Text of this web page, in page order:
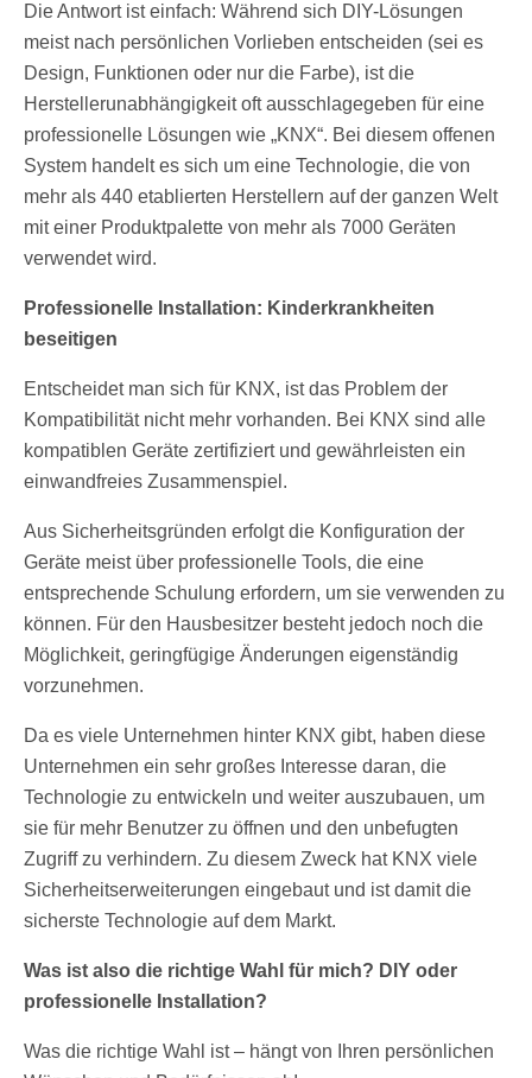
Die Antwort ist einfach: Während sich DIY-Lösungen
meist nach persönlichen Vorlieben entscheiden (sei es
Design, Funktionen oder nur die Farbe), ist die
Herstellerunabhängigkeit oft ausschlagegeben für eine
professionelle Lösungen wie „KNX“. Bei diesem offenen
System handelt es sich um eine Technologie, die von
mehr als 440 etablierten Herstellern auf der ganzen Welt
mit einer Produktpalette von mehr als 7000 Geräten
verwendet wird.
Professionelle Installation: Kinderkrankheiten
beseitigen
Entscheidet man sich für KNX, ist das Problem der
Kompatibilität nicht mehr vorhanden. Bei KNX sind alle
kompatiblen Geräte zertifiziert und gewährleisten ein
einwandfreies Zusammenspiel.
Aus Sicherheitsgründen erfolgt die Konfiguration der
Geräte meist über professionelle Tools, die eine
entsprechende Schulung erfordern, um sie verwenden zu
können. Für den Hausbesitzer besteht jedoch noch die
Möglichkeit, geringfügige Änderungen eigenständig
vorzunehmen.
Da es viele Unternehmen hinter KNX gibt, haben diese
Unternehmen ein sehr großes Interesse daran, die
Technologie zu entwickeln und weiter auszubauen, um
sie für mehr Benutzer zu öffnen und den unbefugten
Zugriff zu verhindern. Zu diesem Zweck hat KNX viele
Sicherheitserweiterungen eingebaut und ist damit die
sicherste Technologie auf dem Markt.
Was ist also die richtige Wahl für mich? DIY oder
professionelle Installation?
Was die richtige Wahl ist – hängt von Ihren persönlichen